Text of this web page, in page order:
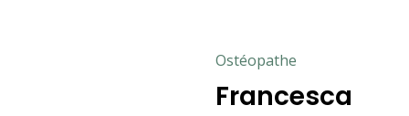
Ostéopathe
Francesca